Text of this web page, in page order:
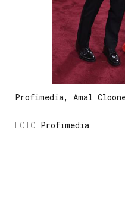
Profimedia, Amal
Profimedia